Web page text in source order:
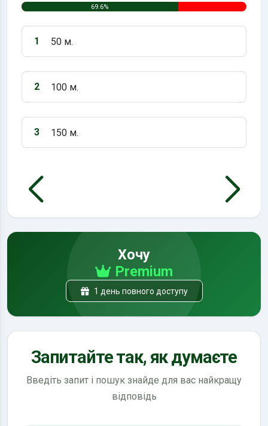
69.6%
Варіант 1:
1 50 м.
Варіант 2:
2 100 м.
Варіант 3:
3 150 м.
Хочу
Premium
1 день повного доступу
Запитайте так, як думаєте
Введіть запит і пошук знайде для вас найкращу
відповідь